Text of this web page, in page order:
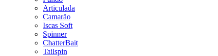
Articulada
Camarão
Iscas Soft
Spinner
ChatterBait
Tailspin